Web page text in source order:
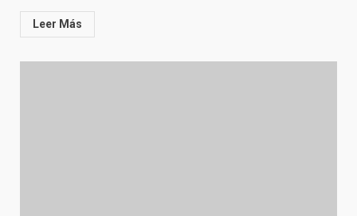
Leer Más